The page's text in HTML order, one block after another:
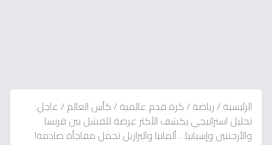
الرئيسية/رياضة/كرة قدم عالمية/كأس العالم/عاجل:
تحليل استراتيجي يكشف الأكثر عرضة للفشل بين فرنسا
والأرجنتين وإسبانيا… ألمانيا والبرازيل تحمل مفاجأة صادمة!